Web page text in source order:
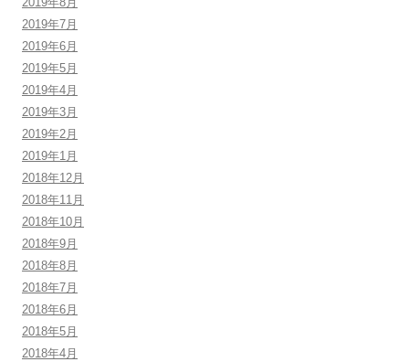
2019年7月
2019年6月
2019年5月
2019年4月
2019年3月
2019年2月
2019年1月
2018年12月
2018年11月
2018年10月
2018年9月
2018年8月
2018年7月
2018年6月
2018年5月
2018年4月